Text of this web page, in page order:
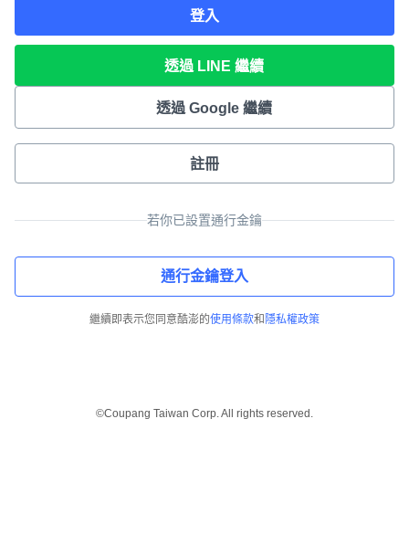
登入
透過 LINE 繼續
透過 Google 繼續
註冊
若你已設置通行金鑰
通行金鑰登入
繼續即表示您同意酷澎的使用條款和 隱私權政策
©Coupang Taiwan Corp. All rights reserved.